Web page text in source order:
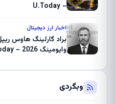
– U.Today
اخبار ارز دیجیتال
براد گارلینگ هاوس
وایومینگ 2026 – U.Today
وبگردی